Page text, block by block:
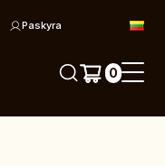
Paskyra
0